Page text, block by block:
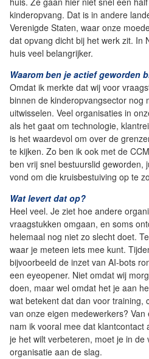
kinderopvang. Dat is in andere
Verenigde Staten, waar onze
dat opvang dicht bij het werk zit. In
huis veel belangrijker.
Waarom ben je actief geworden
Omdat ik merkte dat wij voor
binnen de kinderopvangsector nog
uitwisselen. Veel organisaties in
als het gaat om technologie,
is het waardevol om over de
te kijken. Zo ben ik ook met de
ben vrij snel bestuurslid geworden,
vond om die kruisbestuiving op te
Wat levert dat op?
Heel veel. Je ziet hoe andere
vraagstukken omgaan, en soms
helemaal nog niet zo slecht doet.
waar je meteen iets mee kunt.
bijvoorbeeld de inzet van AI-bots
een eyeopener. Niet omdat wij
doen, maar wel omdat het je aan
wat betekent dat dan voor training,
van onze eigen medewerkers?
nam ik vooral mee dat klantcontact
je het wilt verbeteren, moet je in de
organisatie aan de slag.